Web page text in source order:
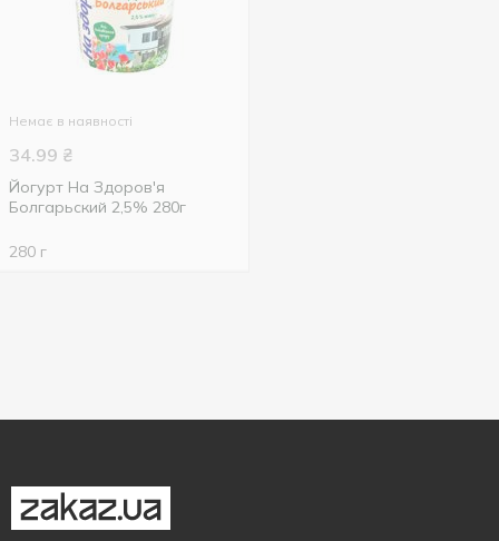
Немає в наявності
34.99 ₴
Йогурт На Здоров'я
Болгарьский 2,5% 280г
280 г